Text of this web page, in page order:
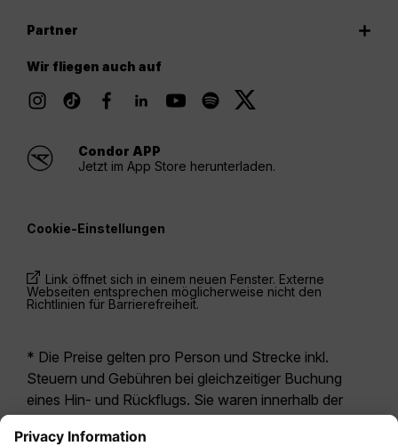
Partner
Wir fliegen auch auf
Condor APP
Jetzt im App Store herunterladen.
Cookie-Einstellungen
Link öffnet sich in einem neuen Fenster. Externe
Webseiten entsprechen möglicherweise nicht den
Richtlinien für Barrierefreiheit.
* Die Preise gelten pro Person und Strecke inkl.
Steuern und Gebühren bei gleichzeitiger Buchung
eines Hin- und Rückflugs. Sie waren innerhalb der